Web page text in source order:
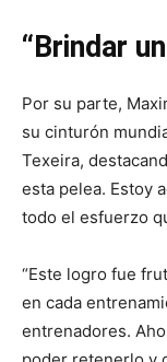
“Brindar
Por su parte,
su cinturón
Texeira,
esta pelea. Estoy
todo el esfuerzo
“Este logro fue
en cada
entrenadores.